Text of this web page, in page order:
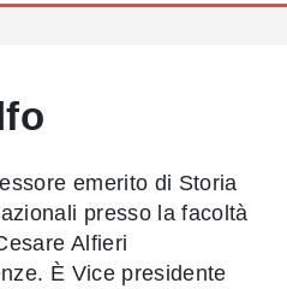
emerito di Storia
presso la facoltà
Alfieri
È Vice presidente